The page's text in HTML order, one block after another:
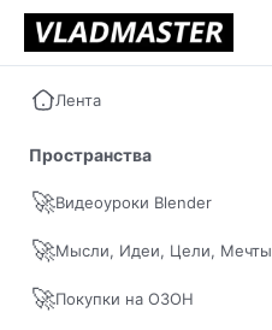
Лента
Пространства
🚀Видеоуроки Blender
🚀Мысли, Идеи, Цели, Мечты
🚀Покупки на ОЗОН